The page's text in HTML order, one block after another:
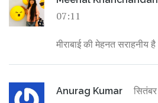
07:11
मीराबाई की मेहनत सराहनीय
Anurag Kumar